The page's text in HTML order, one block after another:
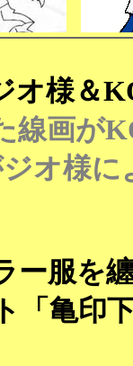
オ様＆
線画が
オ様
ー服を
「亀印